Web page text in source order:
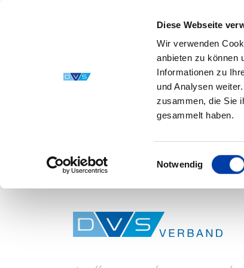
Diese Webseite
Wir verwenden
anbieten zu können
Informationen zu
und Analysen
zusammen, die Sie
gesammelt haben.
Einwilligungsauswahl
Notwendig